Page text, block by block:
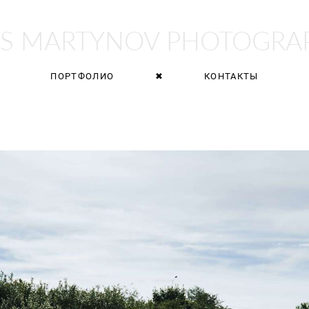
MARTYNOV
ПОРТФОЛИО ✖ КОНТАКТЫ